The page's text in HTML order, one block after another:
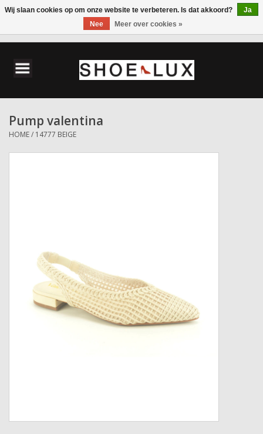
Herenschoenen
Accessoires
Pump valentina
HOME/ 14777 BEIGE
Wij slaan cookies op om onze website te verbeteren. Is dat akkoord?
Ja
Nee
Meer over cookies »